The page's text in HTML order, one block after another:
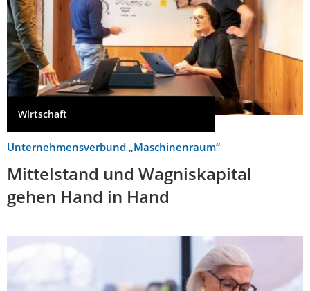
Wirtschaft
Unternehmensverbund „Maschinenraum“
Mittelstand und Wagniskapital
gehen Hand in Hand